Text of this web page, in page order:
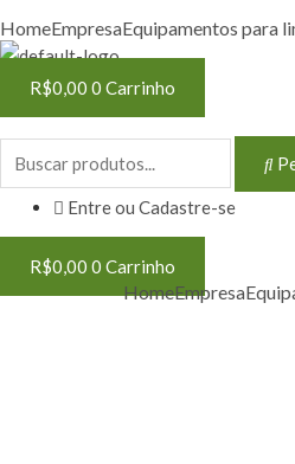
HomeEmpresaEquipamentos para
R$0,00 0 Carrinho
Entre ou Cadastre-se
R$0,00 0 Carrinho
HomeEmpresa